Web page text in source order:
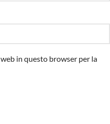
in questo browser per la